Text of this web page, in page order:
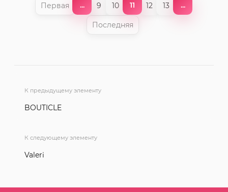
Первая ... 9 10 11 12 13 ...
Последняя
К предыдущему элементу
BOUTICLE
К следующему элементу
Valeri